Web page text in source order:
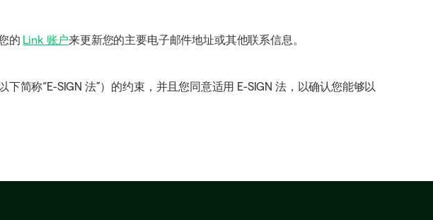
的 Link 账户来更新您的主要电子邮件地址或其他联系信息。
简称“E-SIGN 法”）的约束，并且您同意适用 E-SIGN 法，以确认您能够以